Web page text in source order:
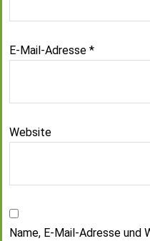
E-Mail-Adresse *
Website
Name, E-Mail-Adresse und